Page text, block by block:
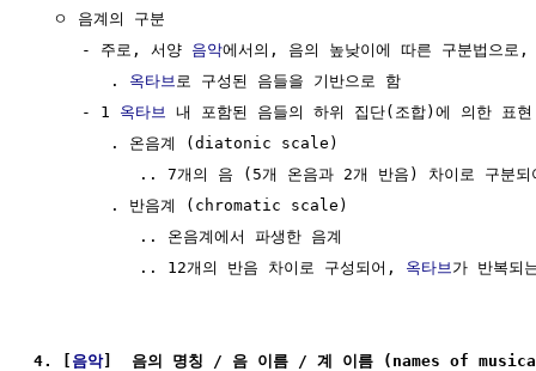
  ㅇ 음계의 구분
     - 주로, 서양
음악에서의, 음의 높낮이에 따른 구분법으로,
        .
옥타브 로 구성된 음들을 기반으로 함
     - 1
옥타브
내 포함된 음들의 하위 집단(조합)에 의한 표현
        . 온음계 (diatonic scale)
.. 7개의 음 (5개 온음과 2개 반음) 차이로 구분
        . 반음계 (chromatic scale)
           .. 온음계에서 파생한 음계
           .. 12개의 반음 차이로 구성되어,
옥타브 가 반복되
4. [ 음악]  음의 명칭 / 음 이름 / 계 이름 (names of